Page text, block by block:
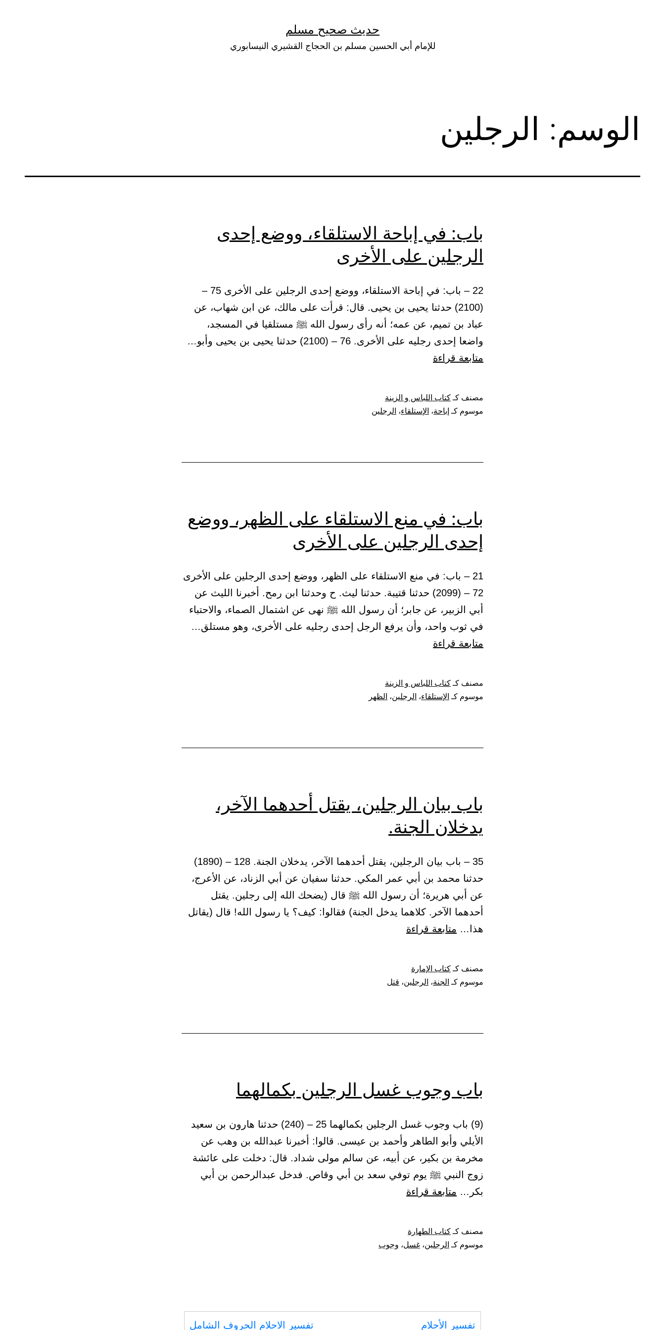
حديث صحيح مسلم
للإمام أبي الحسين مسلم بن الحجاج القشيري النيسابوري
الوسم: الرجلين
باب: في إباحة الاستلقاء، ووضع إحدى
الرجلين على الأخرى
22 – باب: في إباحة الاستلقاء، ووضع إحدى الرجلين على الأخرى 75 –
(2100) حدثنا يحيى بن يحيى. قال: قرأت على مالك، عن ابن شهاب، عن
عباد بن تميم، عن عمه؛ أنه رأى رسول الله ﷺ مستلقيا في المسجد،
واضعا إحدى رجليه على الأخرى. 76 – (2100) حدثنا يحيى بن يحيى وأبو…
متابعة قراءة
الاستلقاء،
مصنف كـ كتاب اللباس و الزينة
موسوم كـ إباحة، الإستلقاء، الرجلين
باب: في منع الاستلقاء على الظهر، ووضع
إحدى الرجلين على الأخرى
21 – باب: في منع الاستلقاء على الظهر، ووضع إحدى الرجلين على الأخرى
72 – (2099) حدثنا قتيبة. حدثنا ليث. ح وحدثنا ابن رمح. أخبرنا الليث عن
أبي الزبير، عن جابر؛ أن رسول الله ﷺ نهى عن اشتمال الصماء، والاحتباء
في ثوب واحد، وأن يرفع الرجل إحدى رجليه على الأخرى، وهو مستلق…
متابعة قراءة
الاستلقاء
على
الأخرى
مصنف كـ كتاب اللباس و الزينة
موسوم كـ الإستلقاء، الرجلين، الظهر
باب بيان الرجلين، يقتل أحدهما الآخر،
يدخلان الجنة.
35 – باب بيان الرجلين، يقتل أحدهما الآخر، يدخلان الجنة. 128 – (1890)
حدثنا محمد بن أبي عمر المكي. حدثنا سفيان عن أبي الزناد، عن الأعرج،
عن أبي هريرة؛ أن رسول الله ﷺ قال (يضحك الله إلى رجلين. يقتل
أحدهما الآخر. كلاهما يدخل الجنة) فقالوا: كيف؟ يا رسول الله! قال (يقاتل
هذا… متابعة قراءة
يقتل
مصنف كـ كتاب الإمارة
موسوم كـ الجنة، الرجلين، قتل
باب وجوب غسل الرجلين بكمالهما
(9) باب وجوب غسل الرجلين بكمالهما 25 – (240) حدثنا هارون بن سعيد
الأيلي وأبو الطاهر وأحمد بن عيسى. قالوا: أخبرنا عبدالله بن وهب عن
مخرمة بن بكير، عن أبيه، عن سالم مولى شداد. قال: دخلت على عائشة
زوج النبي ﷺ يوم توفي سعد بن أبي وقاص. فدخل عبدالرحمن بن أبي
بكر… متابعة قراءة
الرجلين
مصنف كـ كتاب الطهارة
موسوم كـ الرجلين، غسل، وجوب
تفسير الأحلام
تفسير الاحلام الحروف الشامل